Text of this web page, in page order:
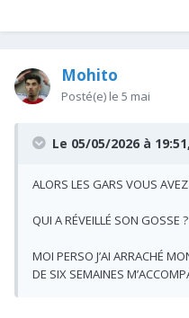
Mohito
Posté(e) le 5 mai
Le 05/05/2026 à 19:51,
ALORS LES GARS VOUS
QUI A RÉVEILLÉ SON GOSSE ?
MOI PERSO J’AI ARRACHÉ
DE SIX SEMAINES